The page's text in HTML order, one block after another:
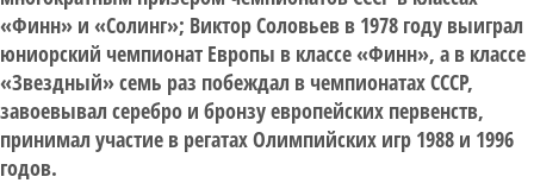
«Финн» и «Солинг»; Виктор Соловьев в 1978 году выиграл
юниорский чемпионат Европы в классе «Финн», а в классе
«Звездный» семь раз побеждал в чемпионатах СССР,
завоевывал серебро и бронзу европейских первенств,
принимал участие в регатах Олимпийских игр 1988 и 1996
годов.